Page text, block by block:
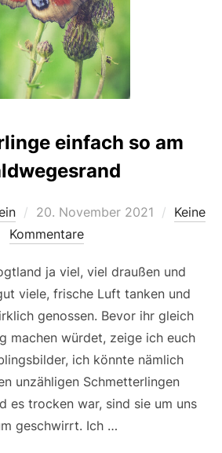
einfach so am
Veröffentlicht
am
20. November 2021
Keine
Kommentare
ja viel, viel draußen und
viele, frische Luft tanken und
genossen. Bevor ihr gleich
machen würdet, zeige ich euch
ich könnte nämlich
unzähligen Schmetterlingen
es trocken war, sind sie um uns
geschwirrt. Ich …